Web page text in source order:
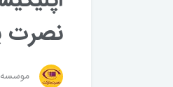
نصرت
موسسه